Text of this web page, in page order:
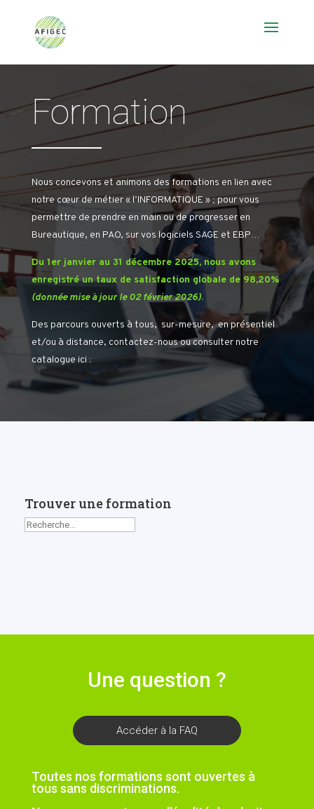
Formation
Nous concevons et animons des formations en lien avec
notre cœur de métier « l’INFORMATIQUE » ; pour vous
permettre de prendre en main ou de progresser en
Bureautique, en PAO, sur vos logiciels SAGE et EBP…
Du 1er janvier au 31 décembre 2025, nous avons
enregistré un taux de satisfaction globale de 98,20%
(donnée mise à jour le 02 février 2026).
Des parcours ouverts à tous, sur-mesure, en présentiel
et/ou à distance, contactez-nous ou consulter notre
catalogue ici :
Trouver une formation
Une question ?
Accéder à la FAQ
Toutes nos formations sont ouvertes à
tous sans discriminations.